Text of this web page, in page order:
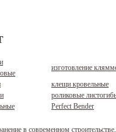
изготовление
клещи кровельные
роликовые
Perfect Bender
в современном